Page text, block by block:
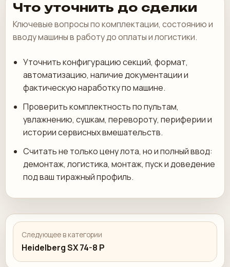
Что уточнить до сделки
Ключевые вопросы по комплектации, состоянию и
вводу машины в работу до оплаты и логистики.
Уточнить конфигурацию секций, формат,
автоматизацию, наличие документации и
фактическую наработку по машине.
Проверить комплектность по пультам,
увлажнению, сушкам, перевороту, периферии и
истории сервисных вмешательств.
Считать не только цену лота, но и полный ввод:
демонтаж, логистика, монтаж, пуск и доведение
под ваш тиражный профиль.
Следующее в категории
Heidelberg SX 74-8 P